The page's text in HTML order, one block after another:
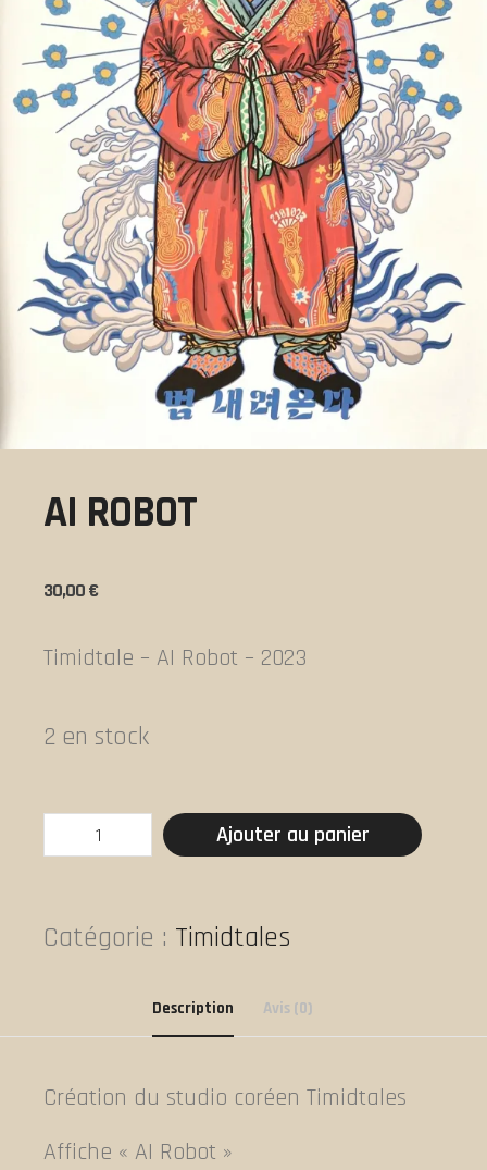
AI ROBOT
30,00€
Timidtale – AI Robot – 2023
2 en stock
quantité
de
Robot
Ajouter au panier
Catégorie : Timidtales
Description Avis (0)
Création du studio coréen Timidtales
Affiche « AI Robot »